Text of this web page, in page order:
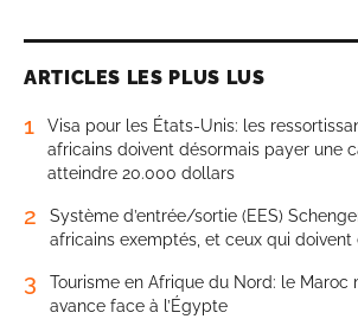
ARTICLES LES PLUS LUS
1
Visa pour les États-Unis: les
africains doivent désormais payer une
atteindre 20.000 dollars
2
Système d’entrée/sortie (EES)
africains exemptés, et ceux qui doivent
3
Tourisme en Afrique du Nord: le Maroc
avance face à l’Égypte